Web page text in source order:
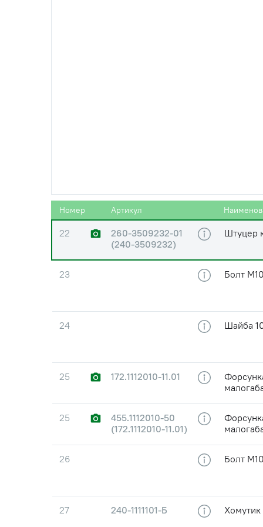
Номер Артикул
Труба
21 36-1104788
Шайба
шт)
22
260-3509232-01
(240-3509232)
Штуцер
23 Болт
24 Шайба
25 172.1112010-11.01
25
455.1112010-50
(172.1112010-11.01)
26 Болт
27 240-1111101-Б Хомутик